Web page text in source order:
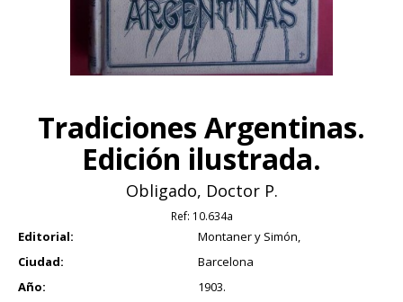
Tradiciones Argentinas.
Edición ilustrada.
Obligado, Doctor P.
Ref: 10.634a
Editorial:
Montaner y Simón,
Ciudad:
Barcelona
Año:
1903.